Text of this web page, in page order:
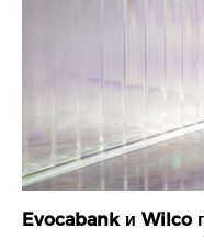
Evocabank и Wilco